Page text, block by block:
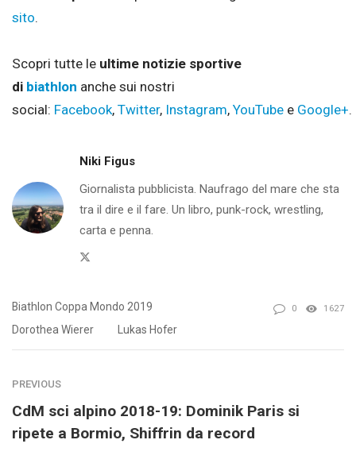
sito.
Scopri tutte le ultime notizie sportive
di biathlon anche sui nostri
social: Facebook, Twitter, Instagram, YouTube e Google+.
Niki Figus
Giornalista pubblicista. Naufrago del mare che sta
tra il dire e il fare. Un libro, punk-rock, wrestling,
carta e penna.
Biathlon Coppa Mondo 2019
Dorothea Wierer
Lukas Hofer
0 1627
PREVIOUS
CdM sci alpino 2018-19: Dominik Paris si
ripete a Bormio, Shiffrin da record